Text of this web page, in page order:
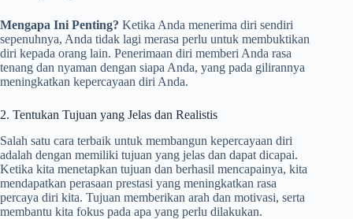
Mengapa Ini Penting? Ketika Anda menerima diri sendiri
sepenuhnya, Anda tidak lagi merasa perlu untuk membuktikan
diri kepada orang lain. Penerimaan diri memberi Anda rasa
tenang dan nyaman dengan siapa Anda, yang pada gilirannya
meningkatkan kepercayaan diri Anda.
2. Tentukan Tujuan yang Jelas dan Realistis
Salah satu cara terbaik untuk membangun kepercayaan diri
adalah dengan memiliki tujuan yang jelas dan dapat dicapai.
Ketika kita menetapkan tujuan dan berhasil mencapainya, kita
mendapatkan perasaan prestasi yang meningkatkan rasa
percaya diri kita. Tujuan memberikan arah dan motivasi, serta
membantu kita fokus pada apa yang perlu dilakukan.